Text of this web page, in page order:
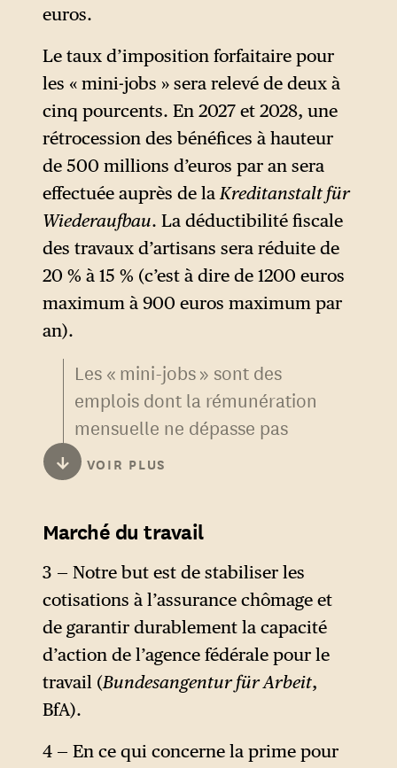
euros.
Le taux d’imposition forfaitaire pour
les « mini-jobs » sera relevé de deux à
cinq pourcents. En 2027 et 2028, une
rétrocession des bénéfices à hauteur
de 500 millions d’euros par an sera
effectuée auprès de laKreditanstalt für
Wiederaufbau. La déductibilité fiscale
des travaux d’artisans sera réduite de
20 % à 15 % (c’est à dire de 1200 euros
maximum à 900 euros maximum par
an).
Les « mini-jobs » sont des
emplois dont la rémunération
mensuelle ne dépasse pas
603 euros ou dont la durée de
travail ne dépasse pas 70
l’absence de cotisations
sociales, les « mini-jobs »
n’offrent aucune protection
sociale. Généralisés en
Allemagne par la réforme du
marché du travail dite Hartz II
en 2003, ils employaient au
environ 6,6 millions de
↓ VOIR PLUS
Marché du travail
3 — Notre but est de stabiliser les
cotisations à l’assurance chômage et
de garantir durablement la capacité
d’action de l’agence fédérale pour le
travail (Bundesangentur für Arbeit,
BfA).
4 — En ce qui concerne la prime pour